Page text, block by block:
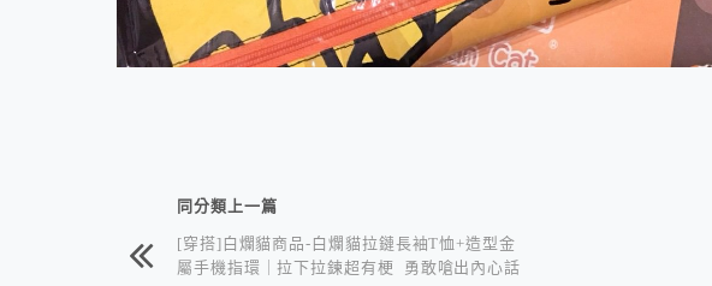
相連文章同分類上一篇
[穿搭]白爛貓商品-白爛貓拉鏈長袖T恤+造型金
屬手機指環｜拉下拉鍊超有梗 勇敢嗆出內心話